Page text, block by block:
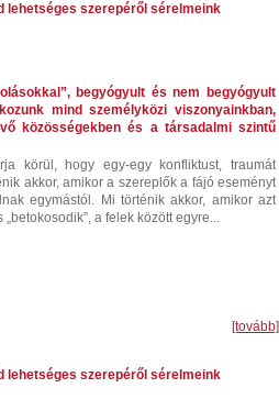
lehetséges szerepéről sérelmeink
begyógyult és nem begyógyult
mind személyközi viszonyainkban,
közösségekben és a társadalmi szintű
körül, hogy egy-egy konfliktust, traumát
akkor, amikor a szereplők a fájó eseményt
egymástól. Mi történik akkor, amikor azt
a felek között egyre...
[tovább]
lehetséges szerepéről sérelmeink